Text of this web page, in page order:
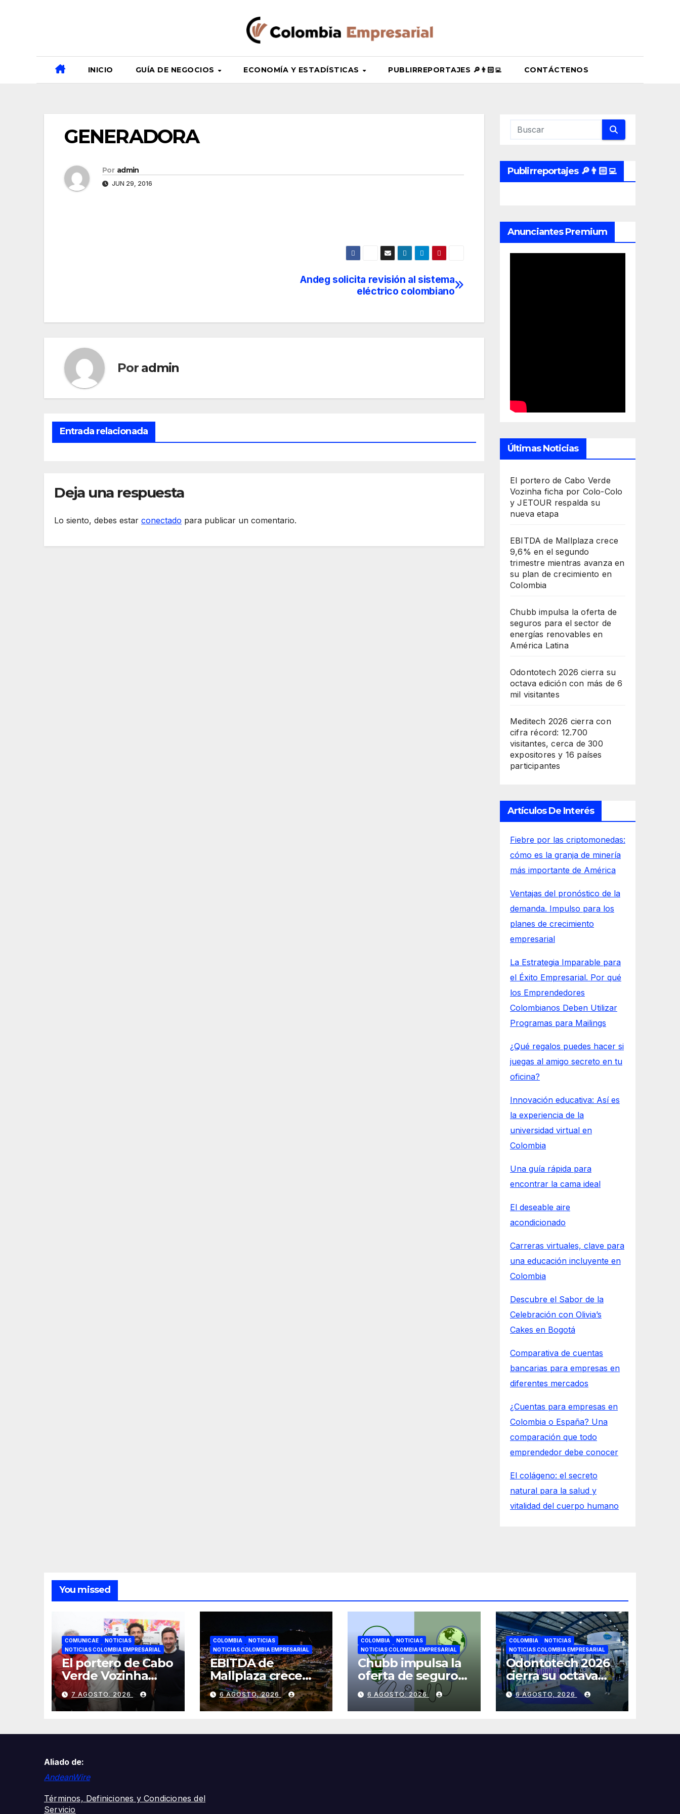
INICIO GUÍA DE NEGOCIOS ECONOMÍA Y ESTADÍSTICAS PUBLIRREPORTAJES 🔎👨🏻‍💻 CONTÁCTENOS
GENERADORA
Por admin
JUN 29, 2016
entradas
Andeg solicita revisión al sistema
eléctrico colombiano
Por admin
Entrada relacionada
Deja una respuesta
Lo siento, debes estar conectado para publicar un comentario.
Publirreportajes 🔎👨🏻‍💻
Anunciantes Premium
Últimas Noticias
El portero de Cabo Verde
Vozinha ficha por Colo-Colo
y JETOUR respalda su
nueva etapa
EBITDA de Mallplaza crece
9,6% en el segundo
trimestre mientras avanza en
su plan de crecimiento en
Colombia
Chubb impulsa la oferta de
seguros para el sector de
energías renovables en
América Latina
Odontotech 2026 cierra su
octava edición con más de 6
mil visitantes
Meditech 2026 cierra con
cifra récord: 12.700
visitantes, cerca de 300
expositores y 16 países
participantes
Artículos De Interés
Fiebre por las criptomonedas:
cómo es la granja de minería
más importante de América
Ventajas del pronóstico de la
demanda. Impulso para los
planes de crecimiento
empresarial
La Estrategia Imparable para
el Éxito Empresarial. Por qué
los Emprendedores
Colombianos Deben Utilizar
Programas para Mailings
¿Qué regalos puedes hacer si
juegas al amigo secreto en tu
oficina?
Innovación educativa: Así es
la experiencia de la
universidad virtual en
Colombia
Una guía rápida para
encontrar la cama ideal
El deseable aire
acondicionado
Carreras virtuales, clave para
una educación incluyente en
Colombia
Descubre el Sabor de la
Celebración con Olivia’s
Cakes en Bogotá
Comparativa de cuentas
bancarias para empresas en
diferentes mercados
¿Cuentas para empresas en
Colombia o España? Una
comparación que todo
emprendedor debe conocer
El colágeno: el secreto
natural para la salud y
vitalidad del cuerpo humano
You missed
COMUNICAE
NOTICIAS
NOTICIAS COLOMBIA EMPRESARIAL
El portero de Cabo
Verde Vozinha
ficha por Colo-Colo
y JETOUR
respalda su nueva
7 AGOSTO, 2026
COLOMBIA
NOTICIAS
NOTICIAS COLOMBIA EMPRESARIAL
EBITDA de
Mallplaza crece
9,6% en el
segundo trimestre
mientras avanza
crecimiento en
6 AGOSTO, 2026
COLOMBIA
NOTICIAS
NOTICIAS COLOMBIA EMPRESARIAL
Chubb impulsa la
oferta de seguros
para el sector de
energías
renovables en
6 AGOSTO, 2026
COLOMBIA
NOTICIAS
NOTICIAS COLOMBIA EMPRESARIAL
Odontotech 2026
cierra su octava
edición con más
de 6 mil visitantes
6 AGOSTO, 2026
Aliado de:
AndeanWire
Términos, Definiciones y Condiciones del
Servicio